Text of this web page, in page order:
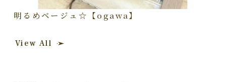
明るめベージュ☆【ogawa】
View All